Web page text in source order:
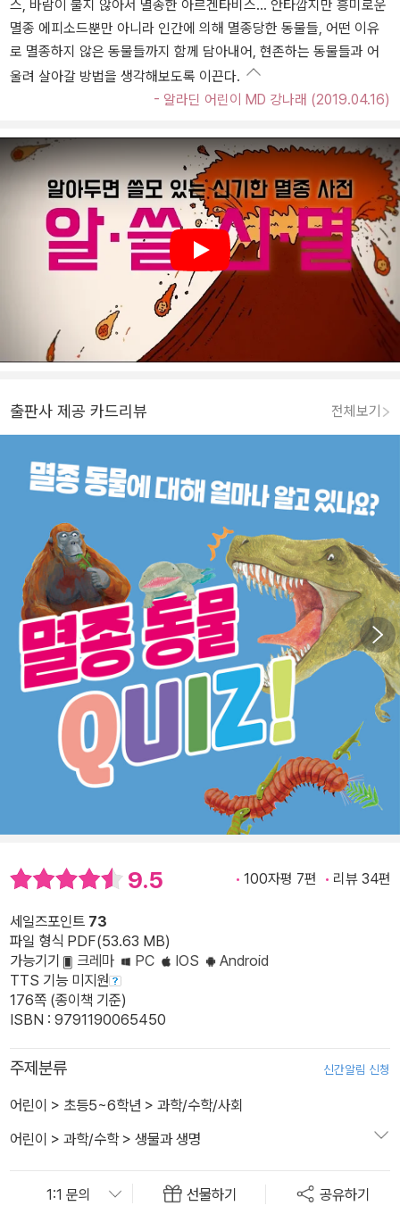
스, 바람이 불지 않아서 멸종한 아르겐타비스... 안타깝지만 흥미로운
멸종 에피소드뿐만 아니라 인간에 의해 멸종당한 동물들, 어떤 이유
로 멸종하지 않은 동물들까지 함께 담아내어, 현존하는 동물들과 어
울려 살아갈 방법을 생각해보도록 이끈다.
- 알라딘 어린이 MD 강나래 (2019.04.16)
Play
출판사 제공 카드리뷰 전체보기
9.5 100자평 7편 리뷰 34편
세일즈포인트 73
파일 형식 PDF(53.63 MB)
가능기기
크레마 PC IOS
Android
TTS 기능 미지원
176쪽 (종이책 기준)
ISBN : 9791190065450
주제분류 신간알림 신청
어린이 > 초등5~6학년 > 과학/수학/사회
어린이 > 과학/수학> 생물과 생명
선물하기 공유하기